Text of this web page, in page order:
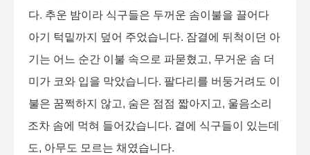
다. 추운 밤이라 식구들은 두꺼운 솜이불을 끌어다
아기 턱밑까지 덮어 주었습니다. 잠결에 뒤척이던 아
기는 어느 순간 이불 속으로 파묻혔고, 무거운 솜 더
미가 코와 입을 막았습니다. 팔다리를 버둥거려도 이
불은 꿈쩍하지 않고, 숨은 점점 짧아지고, 울음소리
조차 솜에 먹혀 들어갔습니다. 곁에 식구들이 있는데
도, 아무도 모르는 채였습니다.